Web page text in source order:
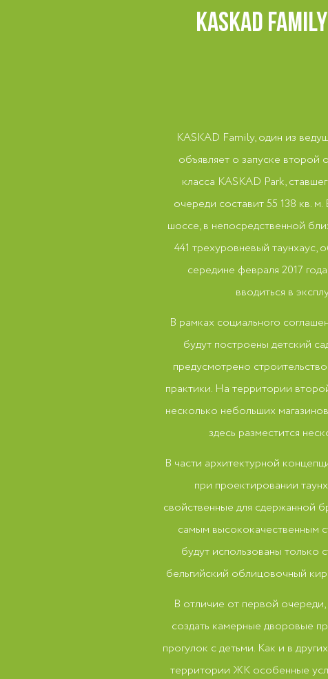
KASKAD
KASKAD Family, один из
объявляет о запуске
класса KASKAD Park,
очереди составит 55 138 кв.
шоссе, в непосредственной
441 трехуровневый таунхаус,
середине февраля 2017
вводиться в
В рамках социального
будут построены детский
предусмотрено
практики. На территории
несколько небольших
здесь разместится
В части архитектурной
при проектировании
свойственные для сдержанной
самым высококачественным
будут использованы только
бельгийский облицовочный
В отличие от первой
создать камерные дворовые
прогулок с детьми. Как и в
территории ЖК особенные